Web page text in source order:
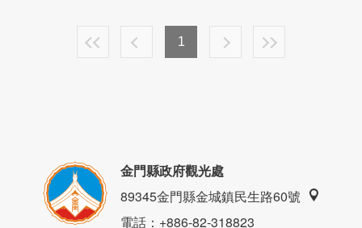
1
金門縣政府觀光處
89345金門縣金城鎮民生路60號
電話：+886-82-318823